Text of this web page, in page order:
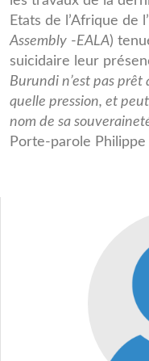
Etats de l’Afrique de
Assembly -EALA)
suicidaire leur
Burundi n’est pas prêt
quelle pression, et
nom de sa
Porte-parole